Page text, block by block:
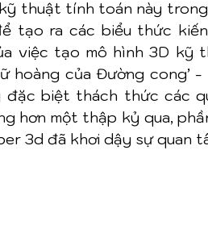
thuật tính toán này
tạo ra các biểu thức
việc tạo mô hình 3D kỹ
hoàng của Đường
đặc biệt thách thức các
hơn một thập kỷ qua,
3d đã khơi dậy sự quan